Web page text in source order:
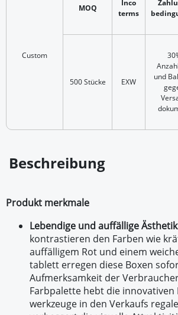
Custom
MOQ
Inco
terms
500 Stücke EXW
und
Beschreibung
Produkt merkmale
Lebendige und auffällige Ästhetik
kontrastieren den Farben wie
auffälligem Rot und einem
tablett erregen diese Boxen
Aufmerksamkeit der
Farbpalette hebt die innovativen
werkzeuge in den Verkaufs